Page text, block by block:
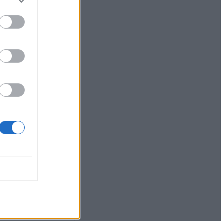
έναν
Μητρίτσα
η
νερού από
μοναδικός